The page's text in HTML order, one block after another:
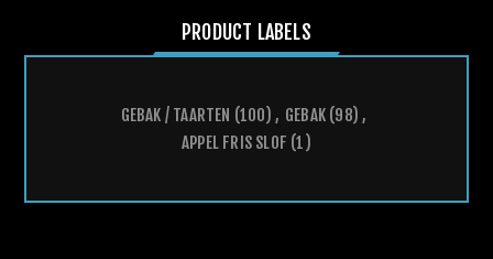
PRODUCT LABELS
GEBAK / TAARTEN (100) , GEBAK (98) ,
APPEL FRIS SLOF (1)